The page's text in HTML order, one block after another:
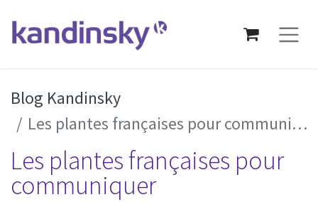
Blog Kandinsky
Les plantes françaises pour communiquer
Les plantes françaises pour
communiquer